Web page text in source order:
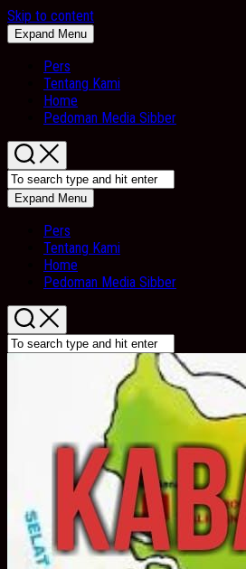
Skip to content
Expand Menu
Pers
Tentang Kami
Home
Pedoman Media Sibber
Expand Menu
Pers
Tentang Kami
Home
Pedoman Media Sibber